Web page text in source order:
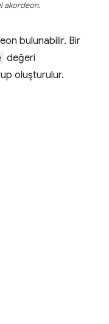
akordeon.
bulunabilir. Bir
değeri
oluşturulur.